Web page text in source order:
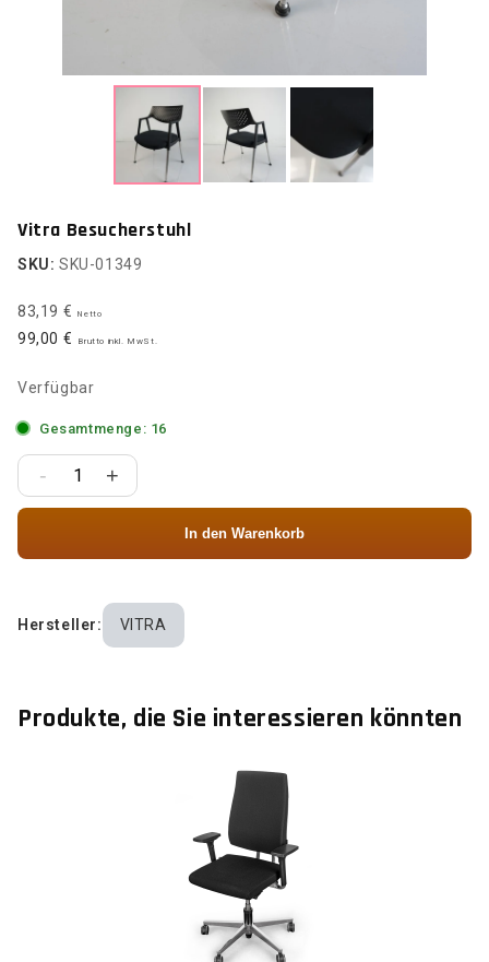
Vitra Besucherstuhl
SKU: SKU-01349
83,19 € Netto
99,00 € Brutto inkl. MwSt.
Verfügbar
Gesamtmenge: 16
- +
In den Warenkorb
Hersteller: VITRA
Produkte, die Sie interessieren könnten